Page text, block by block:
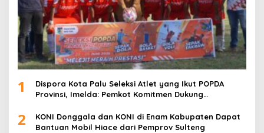
1
Dispora Kota Palu Seleksi Atlet yang Ikut POPDA
Provinsi, Imelda: Pemkot Komitmen Dukung
2
KONI Donggala dan KONI di Enam Kabupaten Dapat
Bantuan Mobil Hiace dari Pemprov Sulteng